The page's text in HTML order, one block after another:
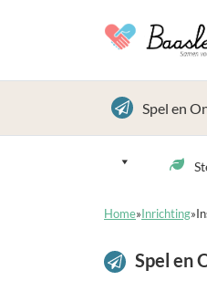
Spel en
Home» Inrichting»
Spel en